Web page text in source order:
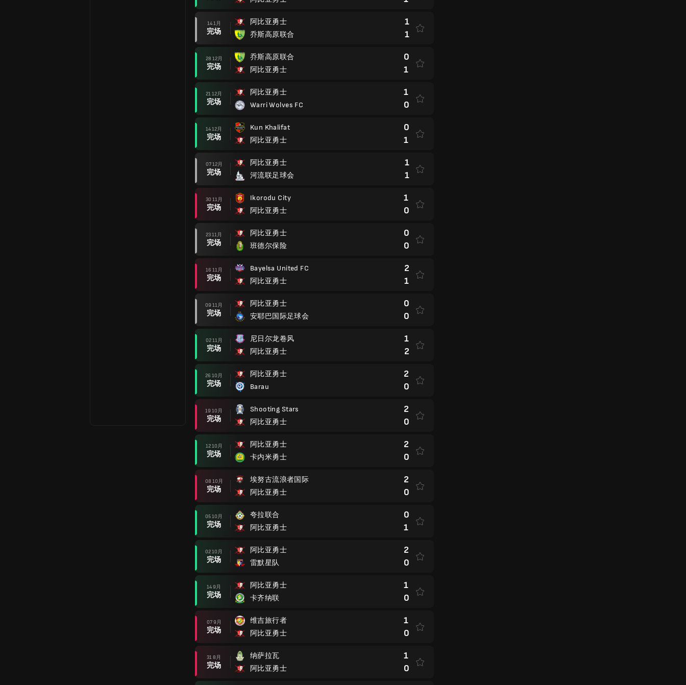
14 1月
完场
阿比亚勇士
乔斯高原联合
1
1
28 12月
完场
乔斯高原联合
阿比亚勇士
0
1
21 12月
完场
阿比亚勇士
Warri Wolves FC
1
0
14 12月
完场
Kun Khalifat
阿比亚勇士
0
1
07 12月
完场
阿比亚勇士
河流联足球会
1
1
30 11月
完场
Ikorodu City
阿比亚勇士
1
0
23 11月
完场
阿比亚勇士
班德尔保险
0
0
16 11月
完场
Bayelsa United FC
阿比亚勇士
2
1
09 11月
完场
阿比亚勇士
安耶巴国际足球会
0
0
02 11月
完场
尼日尔龙卷风
阿比亚勇士
1
2
26 10月
完场
阿比亚勇士
Barau
2
0
19 10月
完场
Shooting Stars
阿比亚勇士
2
0
12 10月
完场
阿比亚勇士
卡内米勇士
2
0
08 10月
完场
埃努古流浪者国际
阿比亚勇士
2
0
05 10月
完场
夸拉联合
阿比亚勇士
0
1
02 10月
完场
阿比亚勇士
雷默星队
2
0
14 9月
完场
阿比亚勇士
卡齐纳联
1
0
07 9月
完场
维吉旅行者
阿比亚勇士
1
0
31 8月
完场
纳萨拉瓦
阿比亚勇士
1
0